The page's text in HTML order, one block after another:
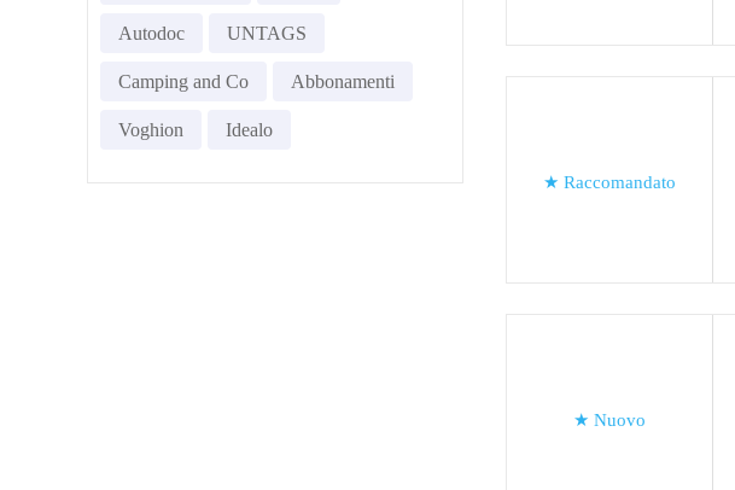
Autodoc UNTAGS
Camping and Co Abbonamenti
Voghion Idealo
★ Raccomandato
★ Nuovo